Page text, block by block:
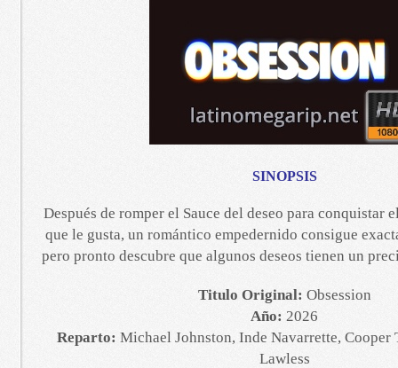
SINOPSIS
Después de romper el Sauce del deseo para conquistar
que le gusta, un romántico empedernido consigue
pero pronto descubre que algunos deseos tienen un
Titulo Original: Obsession
Año: 2026
Reparto: Michael Johnston, Inde Navarrette, Cooper
Lawless